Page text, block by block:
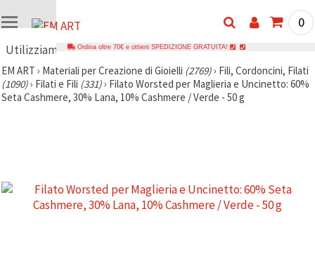
Utilizziamo
i cookie
🍪
Utilizziamo
Con il tuo
consenso,
utilizziamo
0
Ordina oltre 70€ e ottieni SPEDIZIONE GRATUITA!
EM ART › Materiali per Creazione di Gioielli (2769)› Fili, Cordoncini, Filati
(1090)› Filati e Fili (331)› Filato Worsted per Maglieria e Uncinetto: 60%
Seta Cashmere, 30% Lana, 10% Cashmere / Verde - 50 g